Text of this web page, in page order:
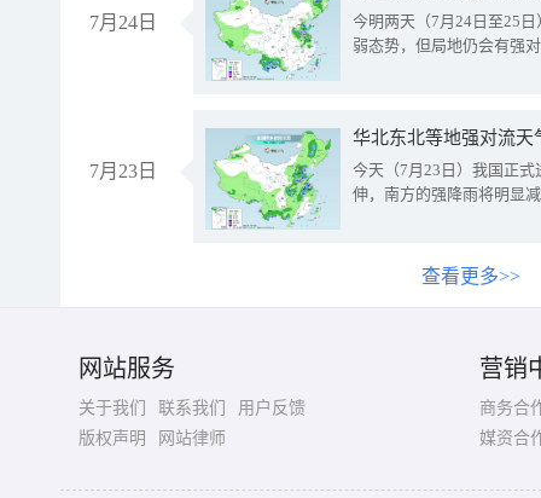
7月24日
今明两天（7月24日至25
弱态势，但局地仍会有强
7月23日
华北东北等地强对流天
今天（7月23日）我国正
伸，南方的强降雨将明显
查看更多>>
网站服务
关于我们 联系我们
用户反馈
版权声明
网站律师
营销
商务合
媒资合